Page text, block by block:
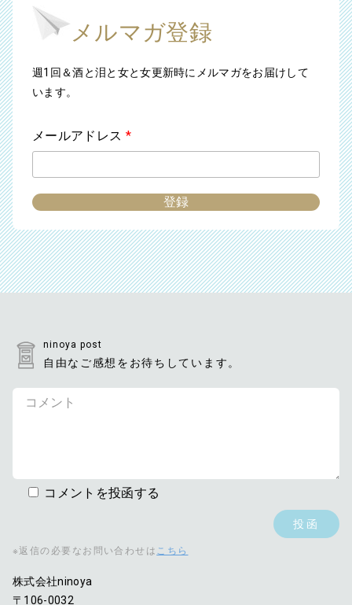
メルマガ登録
週1回＆酒と泪と女と女更新時にメルマガをお届けして
います。
メールアドレス *
ninoya post
自由なご感想をお待ちしています。
コメントを投函する
※返信の必要なお問い合わせは こちら
株式会社ninoya
〒106-0032